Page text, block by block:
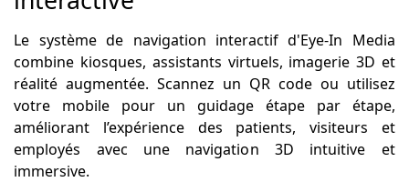
Le système de navigation interactif d'Eye-In Media
combine kiosques, assistants virtuels, imagerie 3D et
réalité augmentée. Scannez un QR code ou utilisez
votre mobile pour un guidage étape par étape,
améliorant l’expérience des patients, visiteurs et
employés avec une navigation 3D intuitive et
immersive.